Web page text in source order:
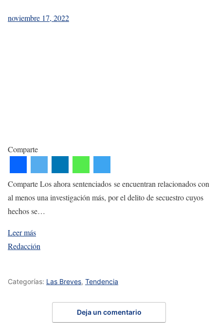
noviembre 17, 2022
Comparte
Comparte Los ahora sentenciados se encuentran relacionados con
al menos una investigación más, por el delito de secuestro cuyos
hechos se…
Leer más
Redacción
Categorías: Las Breves, Tendencia
Deja un comentario